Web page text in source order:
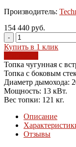
Производитель:
154 440 руб.
-
Купить в 1 клик
Топка чугунная с
Топка с боковым
Диаметр дымохода:
Мощность: 13 кВт.
Вес топки: 121 кг.
Описание
Отзывы